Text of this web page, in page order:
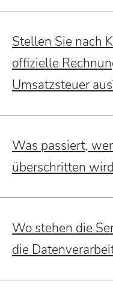
Stellen Sie nach
offizielle
Umsatzsteuer
Was passiert,
überschritten
Wo stehen die
die